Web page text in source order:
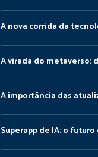
A nova corrida da
A virada do metaverso:
A importância das
Superapp de IA: o